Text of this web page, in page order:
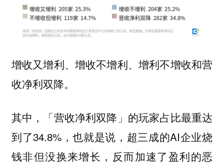
增收又增利、增收不增利、增利不增收和营
收净利双降。
其中，「营收净利双降」的玩家占比最重达
到了34.8%，也就是说，超三成的AI企业烧
钱非但没换来增长，反而加速了盈利的恶